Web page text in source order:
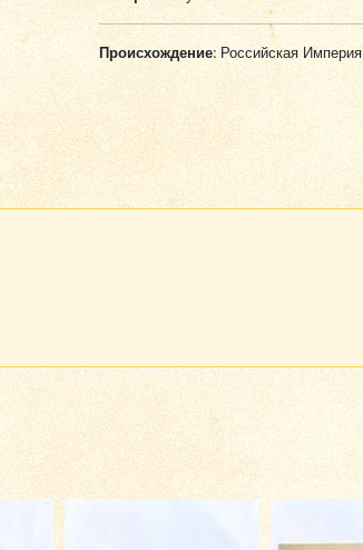
Происхождение:Российская Империя